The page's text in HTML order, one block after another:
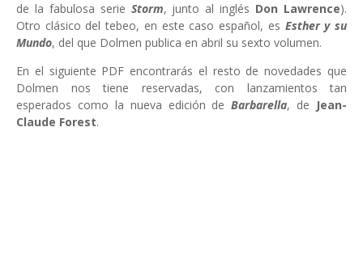
de la fabulosa serie Storm, junto al inglés Don Lawrence).
Otro clásico del tebeo, en este caso español, es Esther y su
Mundo, del que Dolmen publica en abril su sexto volumen.
En el siguiente PDF encontrarás el resto de novedades que
Dolmen nos tiene reservadas, con lanzamientos tan
esperados como la nueva edición deBarbarella, de Jean-
Claude Forest.